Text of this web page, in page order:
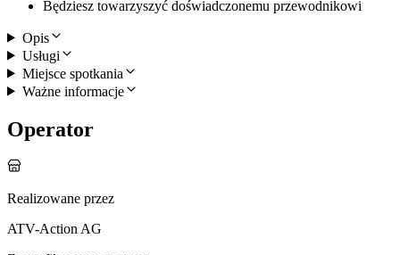
Będziesz towarzyszyć doświadczonemu przewodnikowi
Opis
Usługi
Miejsce spotkania
Ważne informacje
Operator
Realizowane przez
ATV-Action AG